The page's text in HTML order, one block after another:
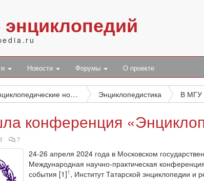
Новости Форумы О проекте
Энциклопедические новости Энциклопедистика
конференция
комментариев
7
24-26 апреля 2024 года в Московском
Международная научно-практическая
события [1]1 , Институт Татарской энциклопедии